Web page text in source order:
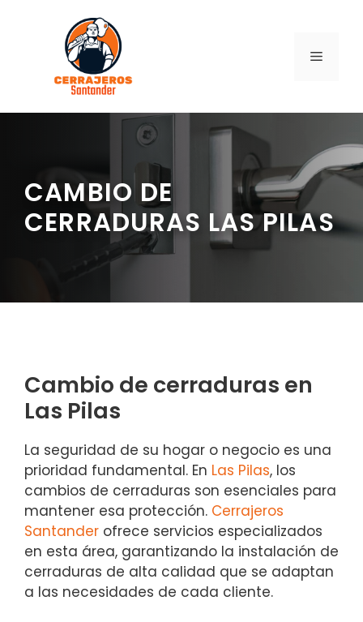
contenido
MENÚ
CAMBIO DE
CERRADURAS LAS PILAS
Cambio de cerraduras en
Las Pilas
La seguridad de su hogar o negocio es una
prioridad fundamental. En Las Pilas, los
cambios de cerraduras son esenciales para
mantener esa protección. Cerrajeros
Santander ofrece servicios especializados
en esta área, garantizando la instalación de
cerraduras de alta calidad que se adaptan
a las necesidades de cada cliente.